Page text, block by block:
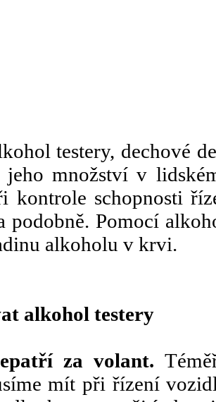
testery, dechové
množství v
kontrole schopnosti
podobně. Pomocí
alkoholu v krvi.
alkohol testery
za volant.
mít při řízení